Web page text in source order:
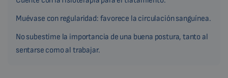
Muévase con regularidad: favorece la circulación sanguínea.
No subestime la importancia de una buena postura, tanto al
sentarse como al trabajar.